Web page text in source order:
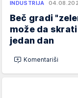
INDUSTRIJA
Beč gradi
može da
jedan dan
Komentariši